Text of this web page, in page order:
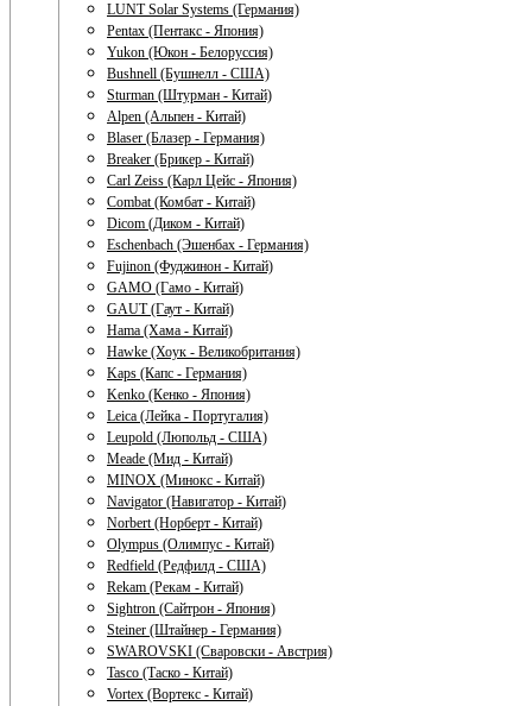
LUNT Solar Systems (Германия)
Pentax (Пентакс - Япония)
Yukon (Юкон - Белоруссия)
Bushnell (Бушнелл - США)
Sturman (Штурман - Китай)
Alpen (Альпен - Китай)
Blaser (Блазер - Германия)
Breaker (Брикер - Китай)
Carl Zeiss (Карл Цейс - Япония)
Combat (Комбат - Китай)
Dicom (Диком - Китай)
Eschenbach (Эшенбах - Германия)
Fujinon (Фуджинон - Китай)
GAMO (Гамо - Китай)
GAUT (Гаут - Китай)
Hama (Хама - Китай)
Hawke (Хоук - Великобритания)
Kaps (Капс - Германия)
Kenko (Кенко - Япония)
Leica (Лейка - Португалия)
Leupold (Люпольд - США)
Meade (Мид - Китай)
MINOX (Минокс - Китай)
Navigator (Навигатор - Китай)
Norbert (Норберт - Китай)
Olympus (Олимпус - Китай)
Redfield (Редфилд - США)
Rekam (Рекам - Китай)
Sightron (Сайтрон - Япония)
Steiner (Штайнер - Германия)
SWAROVSKI (Сваровски - Австрия)
Tasco (Таско - Китай)
Vortex (Вортекс - Китай)